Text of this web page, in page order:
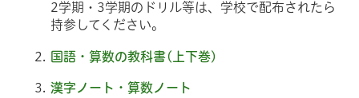
2学期・3学期のドリル等は、学校で配布されたら
持参してください。
国語・算数の教科書(上下巻)
漢字ノート・算数ノート